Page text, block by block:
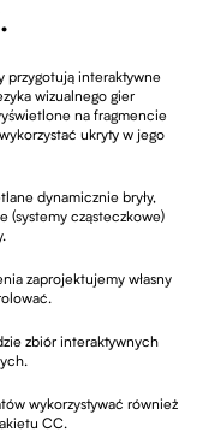
przygotują interaktywne
wizualnego gier
na fragmencie
ukryty w jego
dynamicznie bryły,
(systemy cząsteczkowe)
zaprojektujemy własny
zbiór interaktywnych
wykorzystywać również
CC.